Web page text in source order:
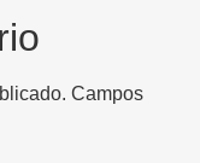
Campos